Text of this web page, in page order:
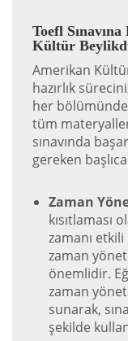
Toefl
Kültür
Amerikan
hazırlık
her bölümünde
tüm
sınavında
gereken
Zaman
kısıtlaması
zamanı
zaman
önemlidir.
zaman
sunarak,
şekilde